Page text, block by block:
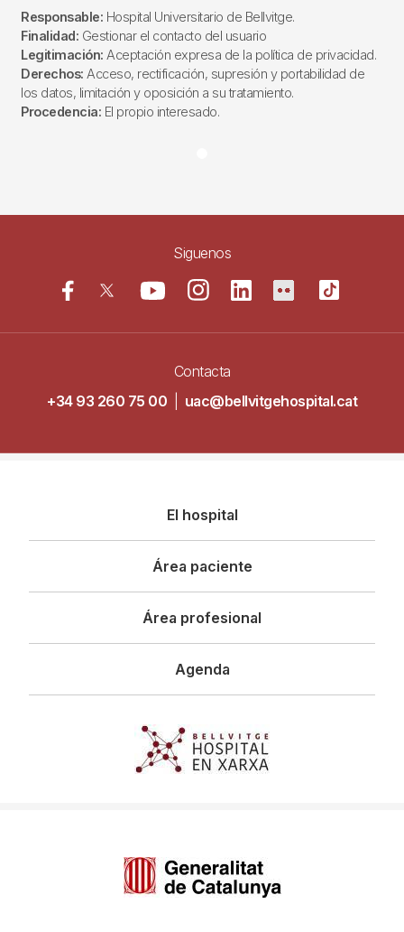
Responsable: Hospital Universitario de Bellvitge.
Finalidad: Gestionar el contacto del usuario
Legitimación: Aceptación expresa de la política de privacidad.
Derechos: Acceso, rectificación, supresión y portabilidad de
los datos, limitación y oposición a su tratamiento.
Procedencia: El propio interesado.
Siguenos
Contacta
+34 93 260 75 00
uac@bellvitgehospital.cat
principal
El hospital
Área paciente
Área profesional
Agenda